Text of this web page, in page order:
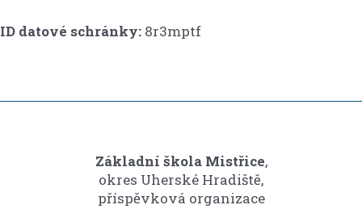
ID datové schránky: 8r3mptf
Základní škola Mistřice,
okres Uherské Hradiště,
příspěvková organizace